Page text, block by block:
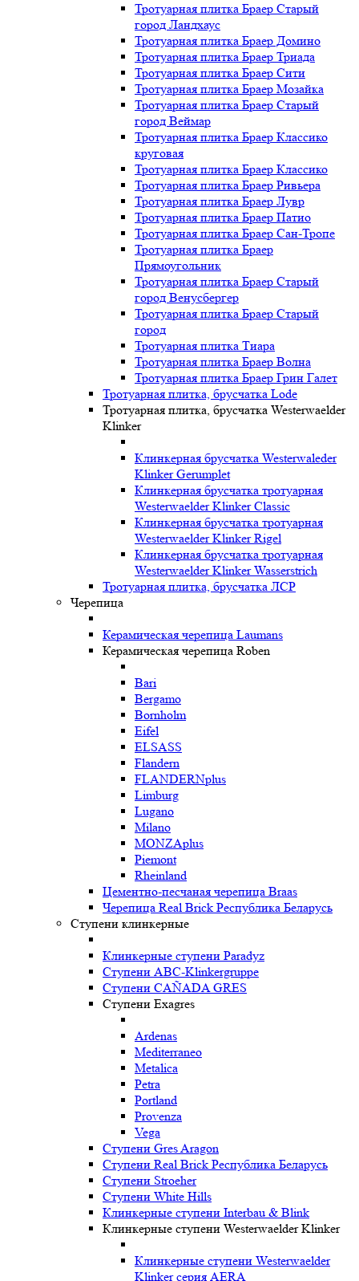
Тротуарная плитка Браер Старый
город Ландхаус
Тротуарная плитка Браер Домино
Тротуарная плитка Браер Триада
Тротуарная плитка Браер Сити
Тротуарная плитка Браер Мозайка
Тротуарная плитка Браер Старый
город Веймар
Тротуарная плитка Браер Классико
круговая
Тротуарная плитка Браер Классико
Тротуарная плитка Браер Ривьера
Тротуарная плитка Браер Лувр
Тротуарная плитка Браер Патио
Тротуарная плитка Браер Сан-Тропе
Тротуарная плитка Браер
Прямоугольник
Тротуарная плитка Браер Старый
город Венусбергер
Тротуарная плитка Браер Старый
город
Тротуарная плитка Тиара
Тротуарная плитка Браер Волна
Тротуарная плитка Браер Грин Галет
Тротуарная плитка, брусчатка Lode
Тротуарная плитка, брусчатка Westerwaelder
Klinker
Клинкерная брусчатка Westerwaleder
Klinker Gerumplet
Клинкерная брусчатка тротуарная
Westerwaelder Klinker Classic
Клинкерная брусчатка тротуарная
Westerwaelder Klinker Rigel
Клинкерная брусчатка тротуарная
Westerwaelder Klinker Wasserstrich
Тротуарная плитка, брусчатка ЛСР
Черепица
Керамическая черепица Laumans
Керамическая черепица Roben
Bari
Bergamo
Bornholm
Eifel
ELSASS
Flandern
FLANDERNplus
Limburg
Lugano
Milano
MONZAplus
Piemont
Rheinland
Цементно-песчаная черепица Braas
Черепица Real Brick Республика Беларусь
Ступени клинкерные
Клинкерные ступени Paradyz
Ступени ABC-Klinkergruppe
Ступени CAÑADA GRES
Ступени Exagres
Ardenas
Mediterraneo
Metalica
Petra
Portland
Provenza
Vega
Ступени Gres Aragon
Ступени Real Brick Республика Беларусь
Ступени Stroeher
Ступени White Hills
Клинкерные ступени Interbau & Blink
Клинкерные ступени Westerwaelder Klinker
Клинкерные ступени Westerwaelder
Klinker серия AERA